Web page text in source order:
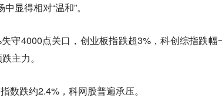
显得相对“温和”。
守4000点关口，创业板指跌超3%，科创综指跌幅
主力。
数跌约2.4%，科网股普遍承压。